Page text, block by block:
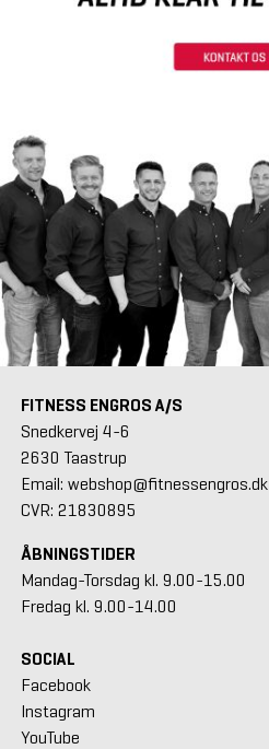
FITNESS ENGROS A/S
Snedkervej 4-6
2630 Taastrup
Email: webshop@fitnessengros.dk
CVR: 21830895
ÅBNINGSTIDER
Mandag-Torsdag kl. 9.00-15.00
Fredag kl. 9.00-14.00
SOCIAL
Facebook
Instagram
YouTube